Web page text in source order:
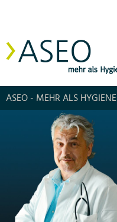
ASEO - MEHR ALS HYGIENE